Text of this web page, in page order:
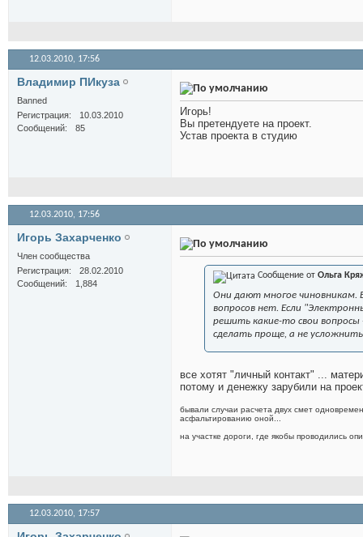
12.03.2010, 17:56
Владимир ПИкуза
Banned
Регистрация
10.03.2010
Сообщений
85
Игорь!
Вы претендуете на проект.
Устав проекта в студию
12.03.2010, 17:56
Игорь Захарченко
Член сообщества
Регистрация
28.02.2010
Сообщений
1,884
Сообщение от Ольга
Они дают многое чиновникам.
вопросов нет. Если
решить какие-то свои
сделать проще, а не
все хотят "личный контакт" ...
потому и денежку зарубили на
бывали случаи расчета двух смет
асфальтированию оной...
на участке дороги, где якобы проводились
12.03.2010, 17:57